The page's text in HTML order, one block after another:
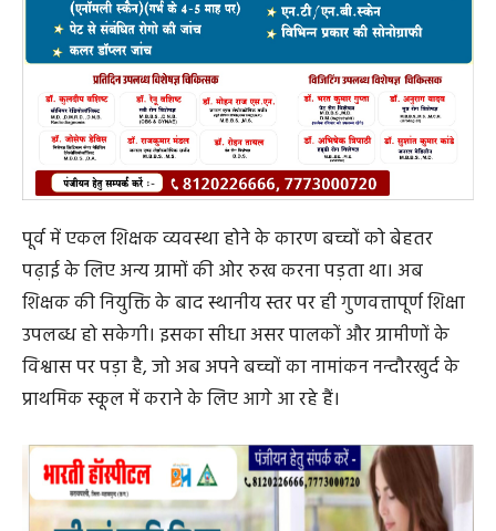
पूर्व में एकल शिक्षक व्यवस्था होने के कारण बच्चों को बेहतर
पढ़ाई के लिए अन्य ग्रामों की ओर रुख करना पड़ता था। अब
शिक्षक की नियुक्ति के बाद स्थानीय स्तर पर ही गुणवत्तापूर्ण शिक्षा
उपलब्ध हो सकेगी। इसका सीधा असर पालकों और ग्रामीणों के
विश्वास पर पड़ा है, जो अब अपने बच्चों का नामांकन नन्दौरखुर्द के
प्राथमिक स्कूल में कराने के लिए आगे आ रहे हैं।